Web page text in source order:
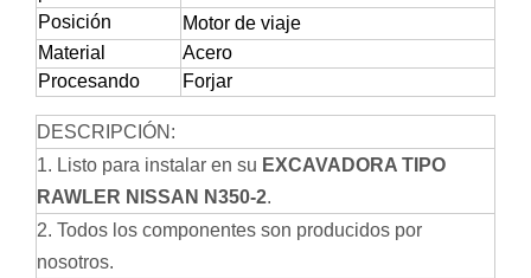
Posición
Motor de viaje
Material
Acero
Procesando
Forjar
DESCRIPCIÓN:
1. Listo para instalar en su EXCAVADORA TIPO
RAWLER NISSAN N350-2.
2. Todos los componentes son producidos por
nosotros.